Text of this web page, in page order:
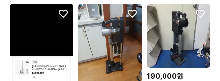
✔ 구매 시 위 내용에 동의한 것으로 간주됩니다.
※ 신중한 구매 부탁드립니다.
※ 단순변심 / 배송 사유로 교환 및 환불 불가
🔍 제품 상태 안내
✔️ 판매 전 1~2회 검수 및 기본 작동 테스트 완료 190,000원